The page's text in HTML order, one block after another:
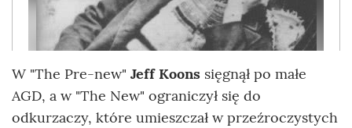
W "The Pre-new" Jeff Koons sięgnął po małe
AGD, a w "The New" ograniczył się do
odkurzaczy, które umieszczał w przeźroczystych